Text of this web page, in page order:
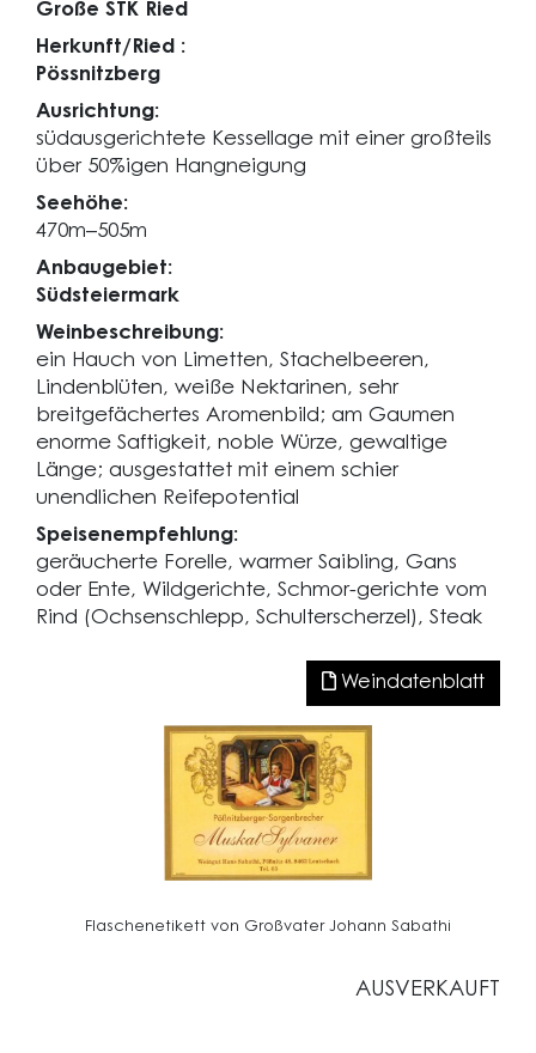
Flaschenetikett von Großvater Johann Sabathi
Große STK Ried
Herkunft/Ried :
Pössnitzberg
Ausrichtung:
südausgerichtete Kessellage mit einer großteils
über 50%igen Hangneigung
Seehöhe:
470m–505m
Anbaugebiet:
Südsteiermark
Weinbeschreibung:
ein Hauch von Limetten, Stachelbeeren,
Lindenblüten, weiße Nektarinen, sehr
breitgefächertes Aromenbild; am Gaumen
enorme Saftigkeit, noble Würze, gewaltige
Länge; ausgestattet mit einem schier
unendlichen Reifepotential
Speisenempfehlung:
geräucherte Forelle, warmer Saibling, Gans
oder Ente, Wildgerichte, Schmor-gerichte vom
Rind (Ochsenschlepp, Schulterscherzel), Steak
Weindatenblatt
AUSVERKAUFT